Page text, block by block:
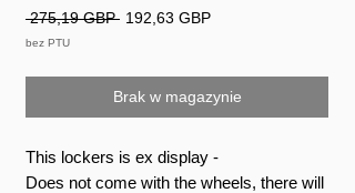
275,19 GBP Regularna
192,63 GBPCena
bez PTU
Brak w magazynie
This lockers is ex display -
Does not come with the wheels, there will